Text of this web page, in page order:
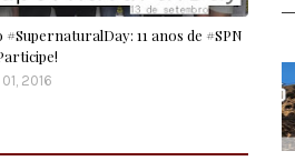
11 anos de #SPN
2016